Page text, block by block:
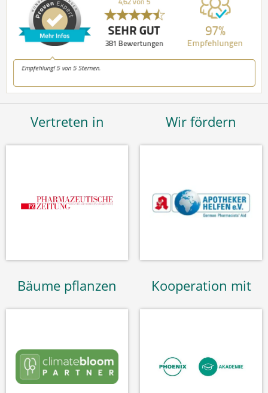
Vertreten in Wir fördern
Bäume pflanzen Kooperation mit